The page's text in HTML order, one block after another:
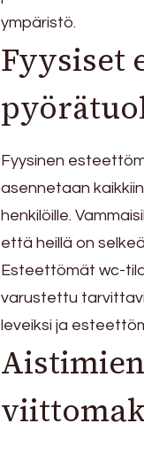
ympäristö.
Fyysiset
Fyysinen
asennetaan
henkilöille.
että heillä on
Esteettömät wc-
varustettu
leveiksi ja